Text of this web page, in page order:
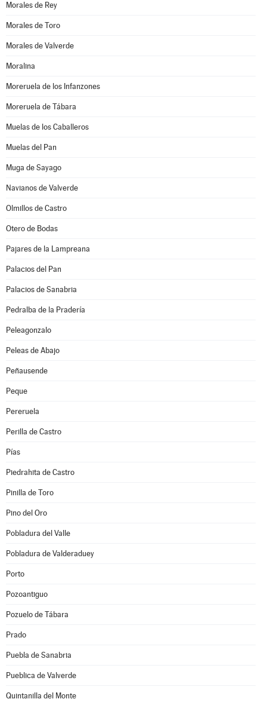
Morales de Rey
Morales de Toro
Morales de Valverde
Moralina
Moreruela de los Infanzones
Moreruela de Tábara
Muelas de los Caballeros
Muelas del Pan
Muga de Sayago
Navianos de Valverde
Olmillos de Castro
Otero de Bodas
Pajares de la Lampreana
Palacios del Pan
Palacios de Sanabria
Pedralba de la Pradería
Peleagonzalo
Peleas de Abajo
Peñausende
Peque
Pereruela
Perilla de Castro
Pías
Piedrahita de Castro
Pinilla de Toro
Pino del Oro
Pobladura del Valle
Pobladura de Valderaduey
Porto
Pozoantiguo
Pozuelo de Tábara
Prado
Puebla de Sanabria
Pueblica de Valverde
Quintanilla del Monte